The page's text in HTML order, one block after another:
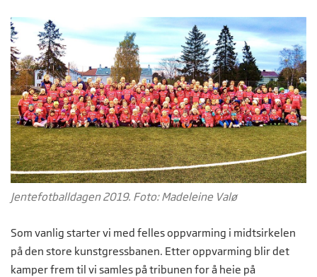
Jentefotballdagen 2019. Foto: Madeleine Valø
Som vanlig starter vi med felles oppvarming i midtsirkelen
på den store kunstgressbanen. Etter oppvarming blir det
kamper frem til vi samles på tribunen for å heie på